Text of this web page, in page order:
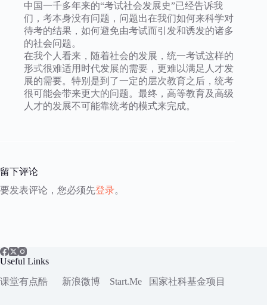
中国一千多年来的“考试社会发展史”已经告诉我
们，考本身没有问题，问题出在我们如何来科学对
待考的结果，如何避免由考试而引发和诱发的诸多
的社会问题。
在我个人看来，随着社会的发展，统一考试这样的
形式很难适用时代发展的需要，更难以满足人才发
展的需要。特别是到了一定的层次教育之后，统考
很可能会带来更大的问题。最终，高等教育及高级
人才的发展不可能靠统考的模式来完成。
留下评论
要发表评论，您必须先登录。
Useful Links
课堂有点酷
新浪微博 Start.Me 国家社科基金项目